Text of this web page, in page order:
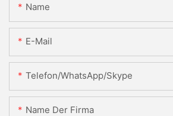
Name
E-Mail
Telefon/WhatsApp/Skype
Name Der Firma